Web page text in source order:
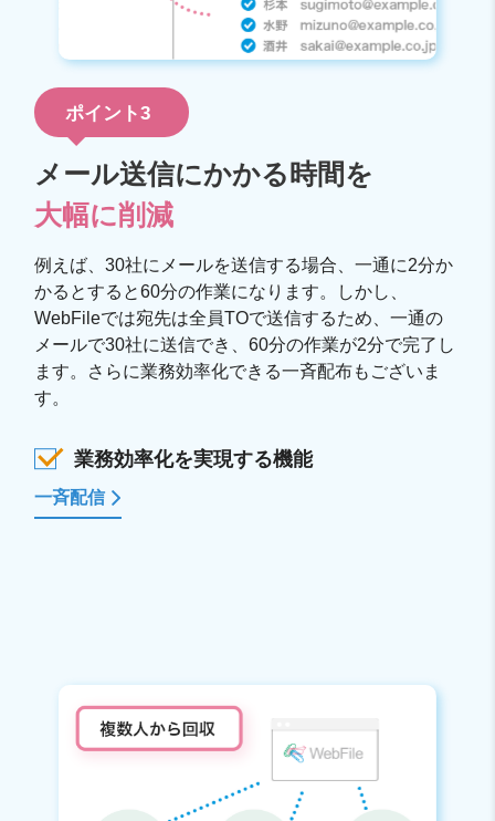
ポイント3
メール送信にかかる時間を
大幅に削減
例えば、30社にメールを送信する場合、一通に2分か
かるとすると60分の作業になります。しかし、
WebFileでは宛先は全員TOで送信するため、一通の
メールで30社に送信でき、60分の作業が2分で完了し
ます。さらに業務効率化できる一斉配布もございま
す。
業務効率化を実現する機能
一斉配信